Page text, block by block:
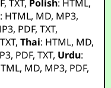
,TXT, Polish: HTML,
: HTML, MD, MP3,
, PDF,TXT,
TXT,Thai: HTML, MD,
, PDF,TXT, Urdu:
, MD, MP3, PDF,